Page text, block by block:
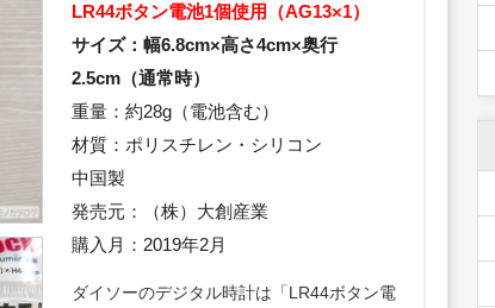
LR44ボタン電池1個使用（AG13×1）
サイズ：幅6.8cm×高さ4cm×奥行
2.5cm（通常時）
重量：約28g（電池含む）
材質：ポリスチレン・シリコン
中国製
発売元：（株）大創産業
購入月：2019年2月
ダイソーのデジタル時計は「LR44ボタン電